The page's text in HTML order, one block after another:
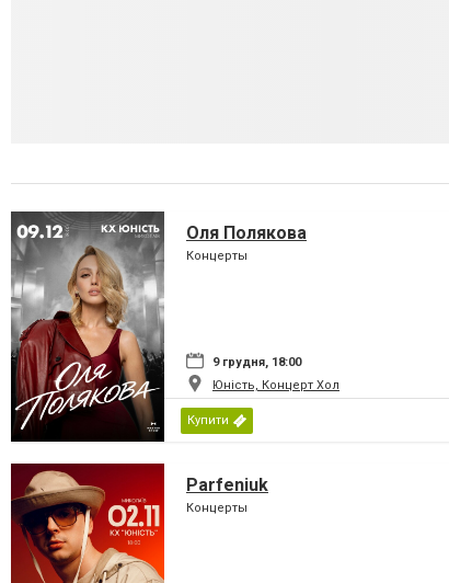
Оля Полякова
Концерты
9 грудня, 18:00
Юність, Концерт Хол
Купити
Parfeniuk
Концерты